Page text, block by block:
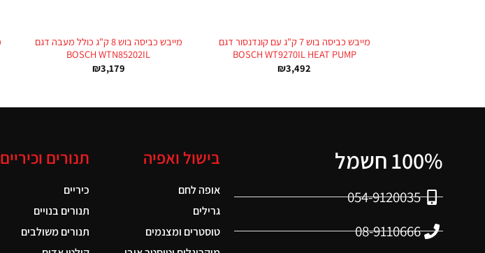
מייבש כביסה בוש 7 ק"ג עם קונדנסור דגם
BOSCH WT9270IL HEAT PUMP
₪3,492
מייבש כביסה בוש 8 ק"ג כולל מעבה דגם
BOSCH WTN85202IL
₪3,179
100% חשמל
054-9120035
08-9110666
בישול ואפיה
אופה לחם
גרילים
טוסטרים ומצנמים
תנורים וכיריים
כיריים
תנורים בנויים
תנורים משולבים